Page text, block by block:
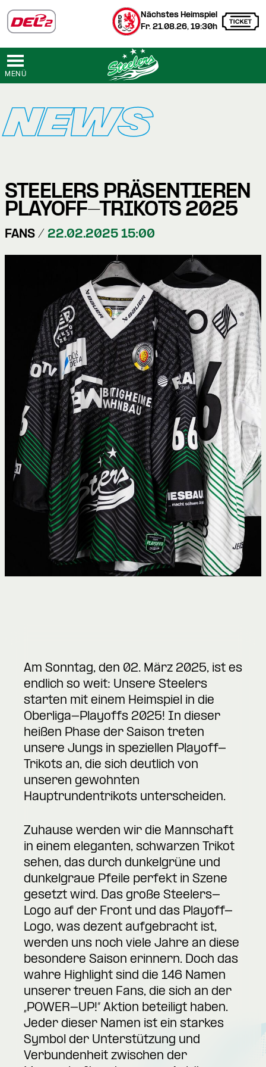
Nächstes Heimspiel
Fr. 21.08.26, 19:30h
MENÜ
NEWS
STEELERS PRÄSENTIEREN
PLAYOFF-TRIKOTS 2025
FANS / 22.02.2025 15:00
Am Sonntag, den 02. März 2025, ist es
endlich so weit: Unsere Steelers
starten mit einem Heimspiel in die
Oberliga-Playoffs 2025! In dieser
heißen Phase der Saison treten
unsere Jungs in speziellen Playoff-
Trikots an, die sich deutlich von
unseren gewohnten
Hauptrundentrikots unterscheiden.
Zuhause werden wir die Mannschaft
in einem eleganten, schwarzen Trikot
sehen, das durch dunkelgrüne und
dunkelgraue Pfeile perfekt in Szene
gesetzt wird. Das große Steelers-
Logo auf der Front und das Playoff-
Logo, was dezent aufgebracht ist,
werden uns noch viele Jahre an diese
besondere Saison erinnern. Doch das
wahre Highlight sind die 146 Namen
unserer treuen Fans, die sich an der
„POWER-UP!“ Aktion beteiligt haben.
Jeder dieser Namen ist ein starkes
Symbol der Unterstützung und
Verbundenheit zwischen der